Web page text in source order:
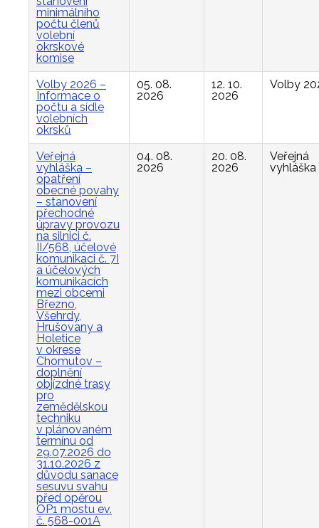
minimálního
počtu členů
volební
okrskové
komise
Volby 2026 –
Informace o
počtu a sídle
volebních
okrsků
05. 08.
2026
12. 10.
2026
Volby
Veřejná
vyhláška –
opatření
obecné povahy
– stanovení
přechodné
úpravy provozu
na silnici č.
II/568, účelové
komunikaci č. 7I
a účelových
komunikacích
mezi obcemi
Březno,
Všehrdy,
Hrušovany a
Holetice
v okrese
Chomutov –
doplnění
objízdné trasy
pro
zemědělskou
techniku
v plánovaném
termínu od
29.07.2026 do
31.10.2026 z
důvodu sanace
sesuvu svahu
před opěrou
OP1 mostu ev.
č. 568-001A
04. 08.
2026
20. 08.
2026
Veřejná
vyhláška